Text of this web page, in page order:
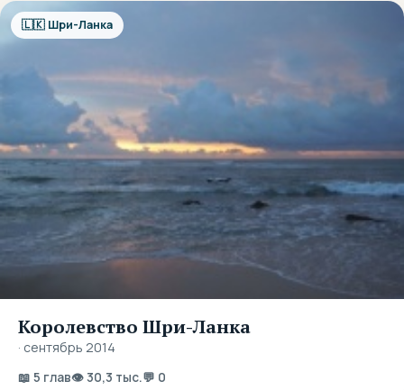
🇱🇰 Шри-Ланка
Королевство Шри-Ланка
· сентябрь 2014
📖 5 глав👁 30,3 тыс.💬 0